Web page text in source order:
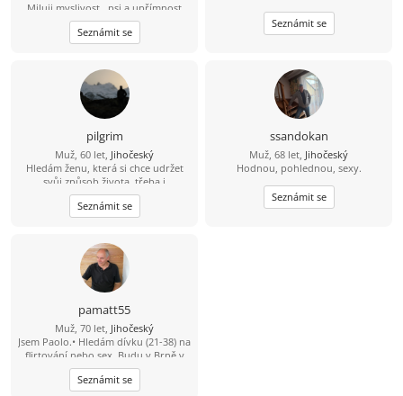
Miluji myslivost , psi a upřímnost
Seznámit se
Seznámit se
pilgrim
Muž, 60 let, Jihočeský
Hledám ženu, která si chce udržet
svůj způsob života, třeba i
nezávislost, ale přitom ji někdo,
nebo něco schází a krom plnění
různých povinností touží ještě něco
poslední dobou mě to samotného
tak nebaví.
Seznámit se
ssandokan
Muž, 68 let, Jihočeský
Hodnou, pohlednou, sexy.
Seznámit se
pamatt55
Muž, 70 let, Jihočeský
Jsem Paolo.• Hledám dívku (21-38) na
flirtování nebo sex. Budu v Brně v
červnu.
Seznámit se